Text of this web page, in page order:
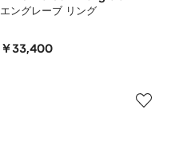
エングレーブ リング
￥33,400